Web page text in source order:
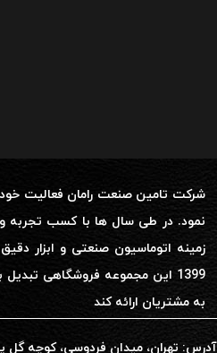
نمود. در طی سال ها با کسب
زمینه اتوماسیون صنعتی و ابزار
1399 این مجموعه فروشگاهی
به مشتریان ارائه کند
آدرس: تهران، میدان فردوسی، کوچه گل پرور،